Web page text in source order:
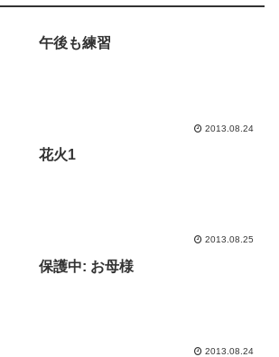
午後も練習
2013.08.24
花火1
2013.08.25
保護中: お母様
2013.08.24